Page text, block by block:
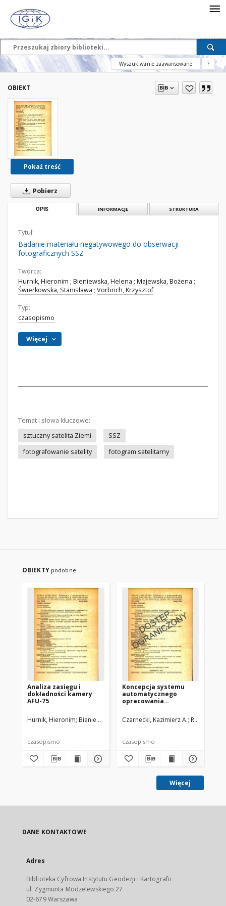
Wyszukiwanie zaawansowane ?
OBIEKT
Pokaż treść
Pobierz
OPIS INFORMACJE STRUKTURA
Tytuł:
Badanie materiału negatywowego do obserwacji
fotograficznych SSZ
Twórca:
Hurnik, Hieronim ; Bieniewska, Helena ; Majewska, Bożena ;
Świerkowska, Stanisława ; Vorbrich, Krzysztof
Typ:
czasopismo
Więcej
Temat i słowa kluczowe:
sztuczny satelita Ziemi
SSZ
fotografowanie satelity
fotogram satelitarny
OBIEKTY podobne
Analiza zasięgu i
dokładności kamery
AFU-75
Hurnik, Hieronim Bieniewska, Helena Butkiewicz, Edward
czasopismo
Koncepcja systemu
automatycznego
opracowania
obserwacji sztucznych
satelitów Ziemi
Czarnecki, Kazimierz A. Rogowski,
czasopismo
Więcej
DANE KONTAKTOWE
Adres
Biblioteka Cyfrowa Instytutu Geodezji i Kartografii
ul. Zygmunta Modzelewskiego 27
02-679 Warszawa